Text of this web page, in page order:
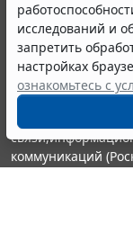
исследований и
запретить
настройках
ознакомьтесь с
© ООО "НПП
выпускается с
являются
информации
Портал ГАРАНТ.РУ
издания
коммуникаций